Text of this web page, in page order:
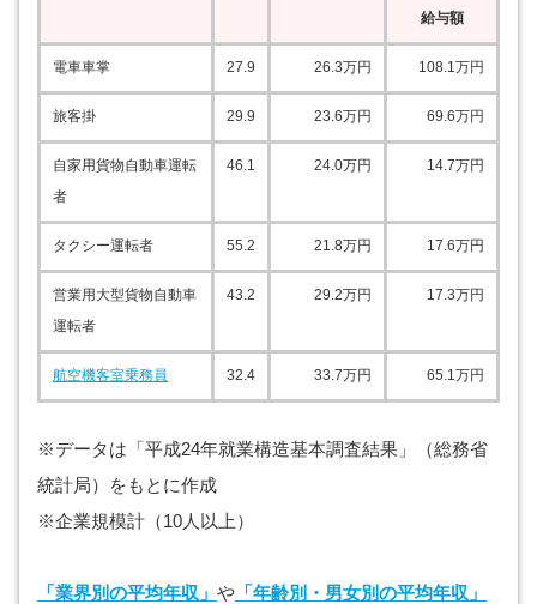
給与額
電車車掌 27.9 26.3万円 108.1万円
旅客掛 29.9 23.6万円 69.6万円
自家用貨物自動車運転
者
46.1 24.0万円 14.7万円
タクシー運転者 55.2 21.8万円 17.6万円
営業用大型貨物自動車
運転者
43.2 29.2万円 17.3万円
航空機客室乗務員 32.4 33.7万円 65.1万円
※データは「平成24年就業構造基本調査結果」（総務省
統計局）をもとに作成
※企業規模計（10人以上）
「業界別の平均年収」 や 「年齢別・男女別の平均年収」